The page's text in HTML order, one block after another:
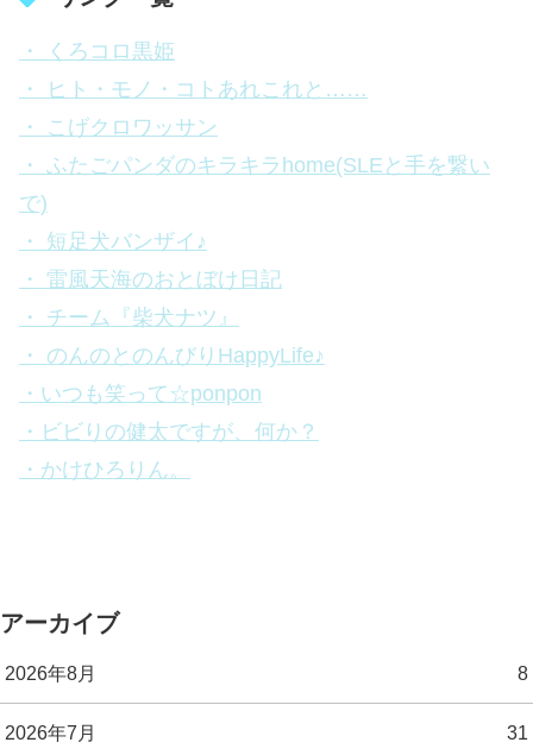
・ くろコロ黒姫
・ ヒト・モノ・コトあれこれと……
・ こげクロワッサン
・ ふたごパンダのキラキラhome(SLEと手を繋い
で)
・ 短足犬バンザイ♪
・ 雷風天海のおとぼけ日記
・ チーム『柴犬ナツ』
・ のんのとのんびりHappyLife♪
・いつも笑って☆ponpon
・ビビりの健太ですが、何か？
・かけひろりん。
アーカイブ
2026年8月 8
2026年7月 31